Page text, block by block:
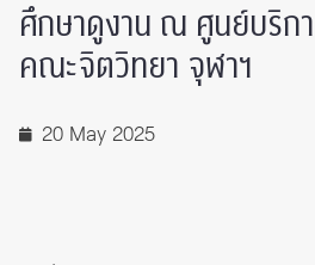
ศึกษาดูงาน ณ ศูนย์บริก
คณะจิตวิทยา จุฬาฯ
20 May 2025